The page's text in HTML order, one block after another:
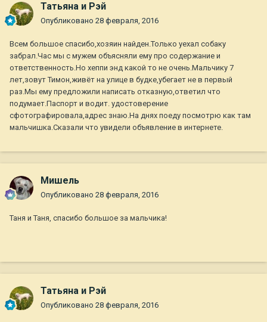
Татьяна и Рэй
Опубликовано 28 февраля, 2016
Всем большое спасибо,хозяин найден.Только уехал собаку
забрал.Час мы с мужем объясняли ему про содержание и
ответственность.Но хеппи энд какой то не очень.Мальчику 7
лет,зовут Тимон,живёт на улице в будке,убегает не в первый
раз.Мы ему предложили написать отказную,ответил что
подумает.Паспорт и водит. удостоверение
сфотографировала,адрес знаю.На днях поеду посмотрю как там
мальчишка.Сказали что увидели объявление в интернете.
Мишель
Опубликовано 28 февраля, 2016
Таня и Таня, спасибо большое за мальчика!
Татьяна и Рэй
Опубликовано 28 февраля, 2016